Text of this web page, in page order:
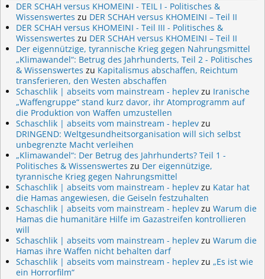
DER SCHAH versus KHOMEINI - TEIL I - Politisches &
Wissenswertes zu DER SCHAH versus KHOMEINI – Teil II
DER SCHAH versus KHOMEINI - Teil III - Politisches &
Wissenswertes zu DER SCHAH versus KHOMEINI – Teil II
Der eigennützige, tyrannische Krieg gegen Nahrungsmittel
„Klimawandel“: Betrug des Jahrhunderts, Teil 2 - Politisches
& Wissenswertes zu Kapitalismus abschaffen, Reichtum
transferieren, den Westen abschaffen
Schaschlik | abseits vom mainstream - heplev zu Iranische
„Waffengruppe“ stand kurz davor, ihr Atomprogramm auf
die Produktion von Waffen umzustellen
Schaschlik | abseits vom mainstream - heplev zu
DRINGEND: Weltgesundheitsorganisation will sich selbst
unbegrenzte Macht verleihen
„Klimawandel“: Der Betrug des Jahrhunderts? Teil 1 -
Politisches & Wissenswertes zu Der eigennützige,
tyrannische Krieg gegen Nahrungsmittel
Schaschlik | abseits vom mainstream - heplev zu Katar hat
die Hamas angewiesen, die Geiseln festzuhalten
Schaschlik | abseits vom mainstream - heplev zu Warum die
Hamas die humanitäre Hilfe im Gazastreifen kontrollieren
will
Schaschlik | abseits vom mainstream - heplev zu Warum die
Hamas ihre Waffen nicht behalten darf
Schaschlik | abseits vom mainstream - heplev zu „Es ist wie
ein Horrorfilm“